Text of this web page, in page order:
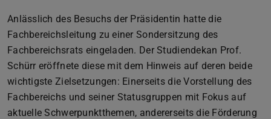
Anlässlich des Besuchs der Präsidentin hatte die
Fachbereichsleitung zu einer Sondersitzung des
Fachbereichsrats eingeladen. Der Studiendekan Prof.
Schürr eröffnete diese mit dem Hinweis auf deren beide
wichtigste Zielsetzungen: Einerseits die Vorstellung des
Fachbereichs und seiner Statusgruppen mit Fokus auf
aktuelle Schwerpunktthemen, andererseits die Förderung